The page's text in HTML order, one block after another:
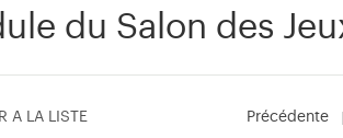
du Salon des
A LA LISTE Précédente